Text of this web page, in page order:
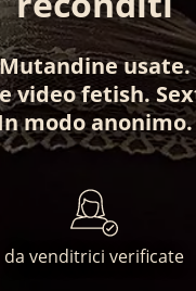
usate.
video fetish.
modo anonimo.
da venditrici verificate